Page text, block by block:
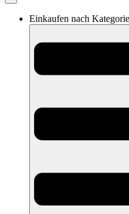
Einkaufen nach